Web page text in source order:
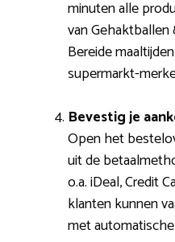
minuten alle
van
Bereide
supermarkt-
Bevestig je
Open het
uit de
o.a. iDeal, Credit
klanten kunnen
met